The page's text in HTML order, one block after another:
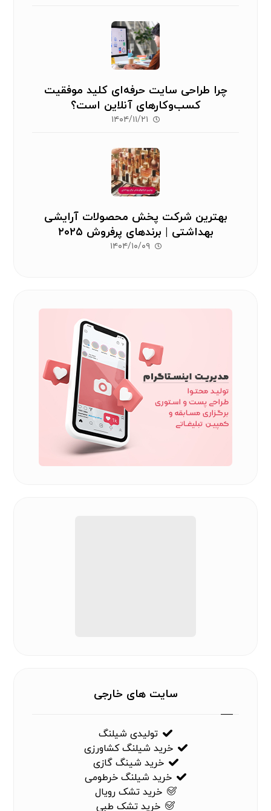
چرا طراحی سایت حرفه‌ای کلید موفقیت
کسب‌وکارهای آنلاین است؟
۱۴۰۴/۱۱/۲۱
بهترین شرکت پخش محصولات آرایشی
بهداشتی | برندهای پرفروش ۲۰۲۵
۱۴۰۴/۱۰/۰۹
سایت های خارجی
تولیدی شیلنگ
خرید شیلنگ کشاورزی
خرید شینگ گازی
خرید شیلنگ خرطومی
خرید تشک رویال
خرید تشک طبی